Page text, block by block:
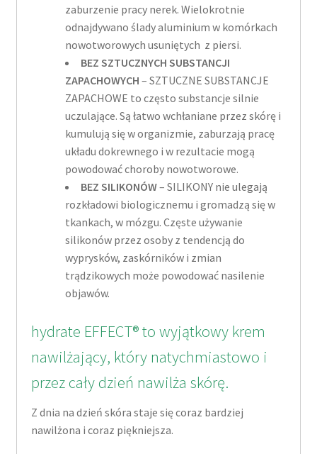
zaburzenie pracy nerek. Wielokrotnie
odnajdywano ślady aluminium w komórkach
nowotworowych usuniętych z piersi.
BEZ SZTUCZNYCH SUBSTANCJI
ZAPACHOWYCH – SZTUCZNE SUBSTANCJE
ZAPACHOWE to często substancje silnie
uczulające. Są łatwo wchłaniane przez skórę i
kumulują się w organizmie, zaburzają pracę
układu dokrewnego i w rezultacie mogą
powodować choroby nowotworowe.
BEZ SILIKONÓW– SILIKONY nie ulegają
rozkładowi biologicznemu i gromadzą się w
tkankach, w mózgu. Częste używanie
silikonów przez osoby z tendencją do
wyprysków, zaskórników i zmian
trądzikowych może powodować nasilenie
objawów.
hydrate EFFECT® to wyjątkowy krem
nawilżający, który natychmiastowo i
przez cały dzień nawilża skórę.
Z dnia na dzień skóra staje się coraz bardziej
nawilżona i coraz piękniejsza.